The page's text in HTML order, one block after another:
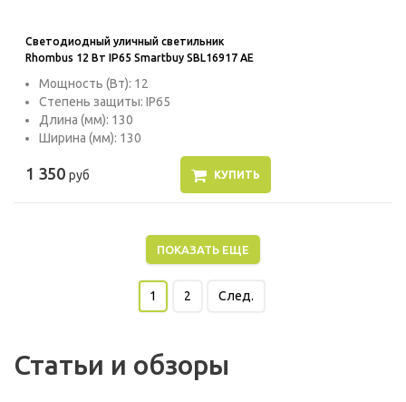
Светодиодный уличный светильник
Rhombus 12 Вт IP65 Smartbuy SBL16917 AE
Мощность (Вт): 12
Степень защиты: IP65
Длина (мм): 130
Ширина (мм): 130
1 350 руб КУПИТЬ
ПОКАЗАТЬ ЕЩЕ
1 2 След.
Статьи и обзоры